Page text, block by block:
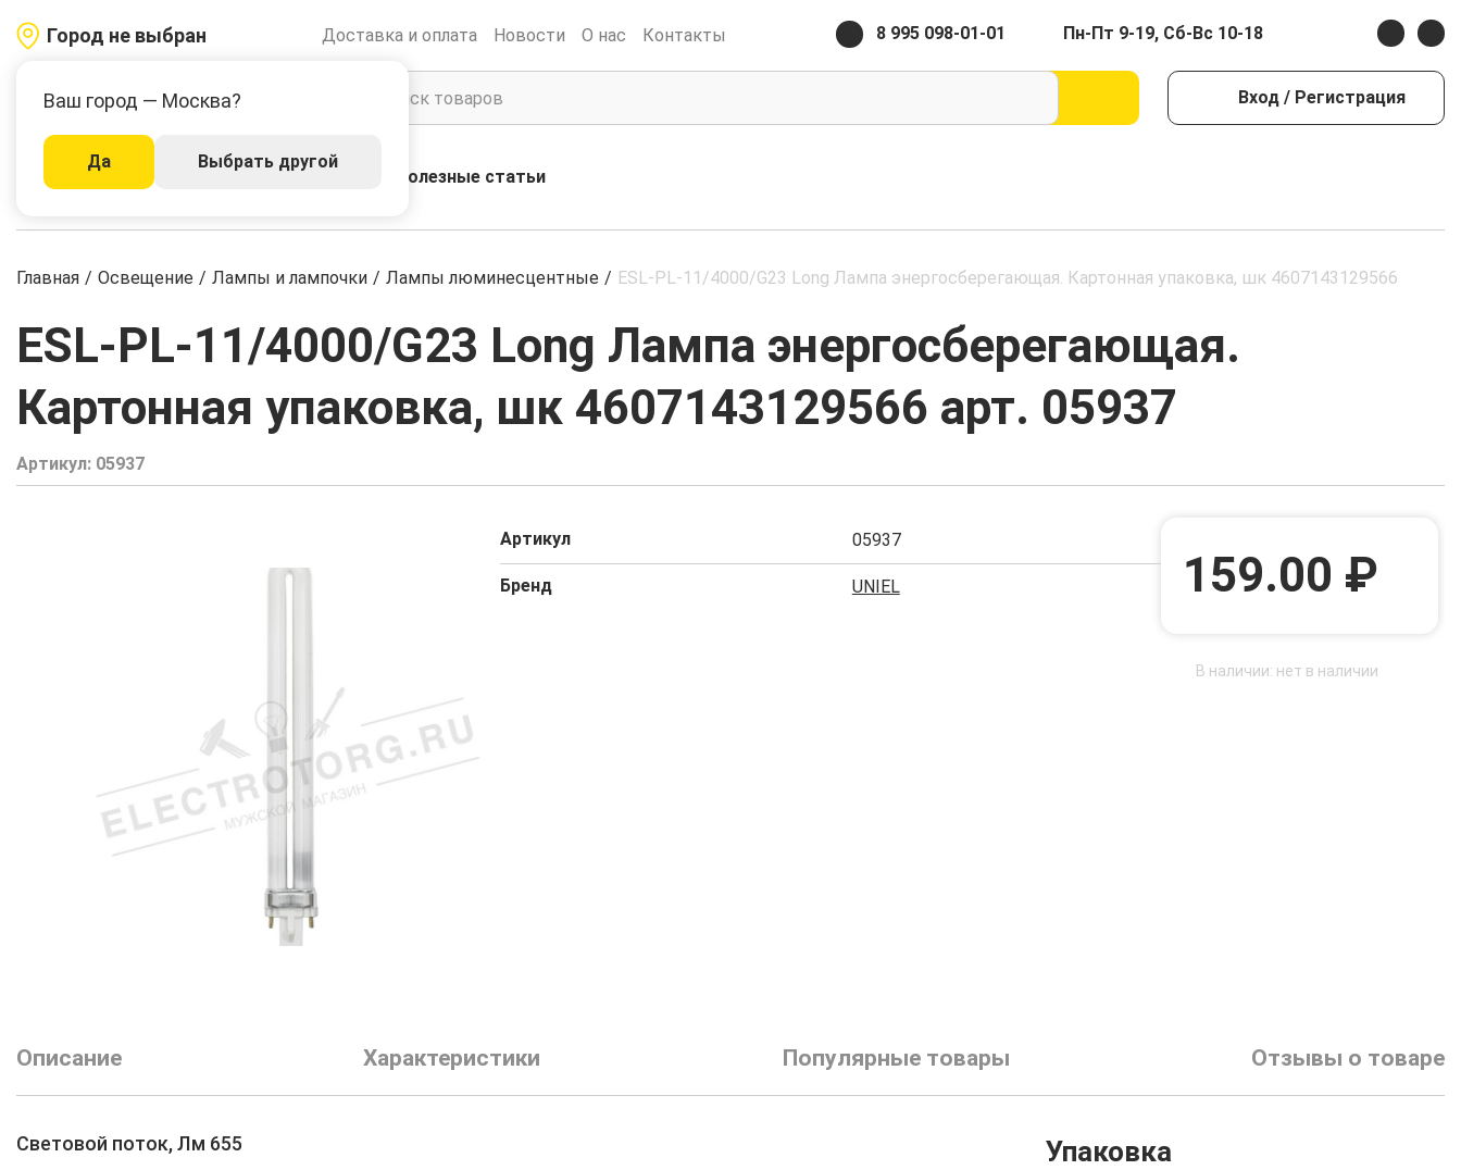
Город не выбран
Ваш город — Москва?
Да Выбрать другой
Доставка и оплата Новости О нас Контакты 8 995 098-01-01 Пн-Пт 9-19, Сб-Вс 10-18
Вход / Регистрация
Каталог Акции Полезные статьи
Главная / Освещение / Лампы и лампочки / Лампы люминесцентные / ESL-PL-11/4000/G23 Long Лампа энергосберегающая. Картонная упаковка, шк 4607143129566
ESL-PL-11/4000/G23 Long Лампа энергосберегающая.
Картонная упаковка, шк 4607143129566 арт. 05937
Артикул: 05937
Артикул 05937
Бренд UNIEL 159.00 ₽
В наличии: нет в наличии
Описание Характеристики Популярные товары Отзывы о товаре
Световой поток, Лм 655
Упаковка